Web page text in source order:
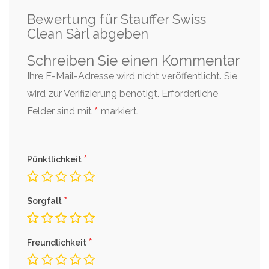
Bewertung für Stauffer Swiss
Clean Sàrl abgeben
Schreiben Sie einen Kommentar
Ihre E-Mail-Adresse wird nicht veröffentlicht. Sie
wird zur Verifizierung benötigt. Erforderliche
Felder sind mit * markiert.
Pünktlichkeit *
Sorgfalt *
Freundlichkeit *